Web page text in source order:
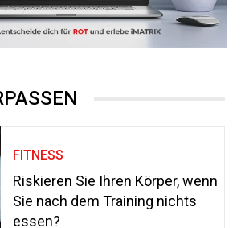
FITNESS
Riskieren Sie Ihren Körper, wenn
Sie nach dem Training nichts
essen?